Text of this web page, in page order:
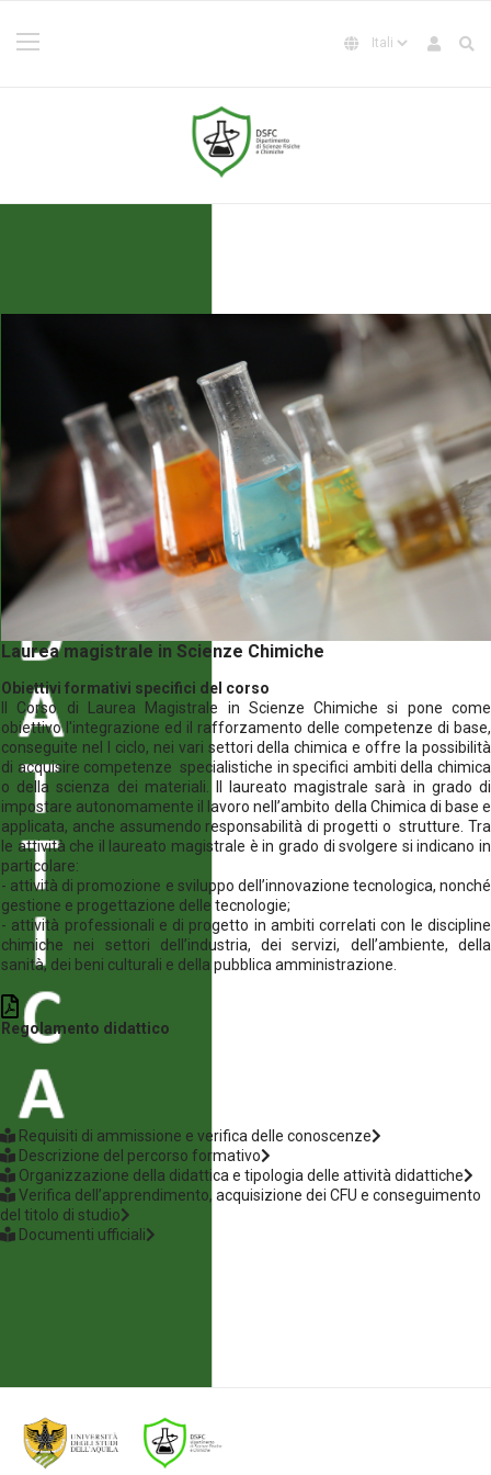
Laurea magistrale in Scienze Chimiche
Obiettivi formativi specifici del corso
Il Corso di Laurea Magistrale in Scienze Chimiche si pone come
obiettivo l'integrazione ed il rafforzamento delle competenze di base,
conseguite nel I ciclo, nei vari settori della chimica e offre la possibilità
di acquisire competenze specialistiche in specifici ambiti della chimica
o della scienza dei materiali. Il laureato magistrale sarà in grado di
impostare autonomamente il lavoro nell’ambito della Chimica di base e
applicata, anche assumendo responsabilità di progetti o strutture. Tra
le attività che il laureato magistrale è in grado di svolgere si indicano in
particolare:
- attività di promozione e sviluppo dell’innovazione tecnologica, nonché
gestione e progettazione delle tecnologie;
- attività professionali e di progetto in ambiti correlati con le discipline
chimiche nei settori dell’industria, dei servizi, dell’ambiente, della
sanità, dei beni culturali e della pubblica amministrazione.
Regolamento didattico
Requisiti di ammissione e verifica delle conoscenze
Descrizione del percorso formativo
Organizzazione della didattica e tipologia delle attività didattiche
Verifica dell’apprendimento, acquisizione dei CFU e conseguimento
del titolo di studio
Documenti ufficiali